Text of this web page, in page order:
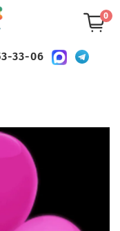
0
33-06